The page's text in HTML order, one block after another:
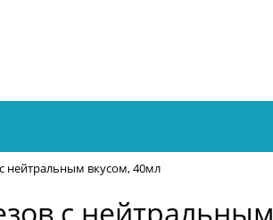
нейтральным вкусом, 40мл
с нейтральным